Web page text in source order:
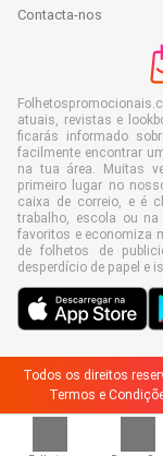
Contacta-nos
atuais, revistas e
ficarás informado
facilmente encontrar
na tua área. Muitas
primeiro lugar no
caixa de correio, e é
trabalho, escola ou
favoritos e economiza
de folhetos de
desperdício de papel e
Todos os direitos
Termos e